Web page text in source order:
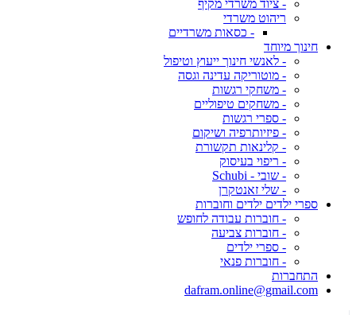
- ציוד משרדי מקיף
ריהוט משרדי
- כסאות משרדיים
חינוך מיוחד
- לאנשי חינוך ייעוץ וטיפול
- מוטוריקה עדינה וגסה
- משחקי רגשות
- משחקים טיפוליים
- ספרי רגשות
- פיזיותרפיה ושיקום
- קלינאות תקשורת
- ריפוי בעיסוק
- שובי - Schubi
- שלי זאנטקרן
ספרי ילדים ילדים וחוברות
- חוברות עבודה לחופש
- חוברות צביעה
- ספרי ילדים
- חוברות פנאי
התחברות
dafram.online@gmail.com